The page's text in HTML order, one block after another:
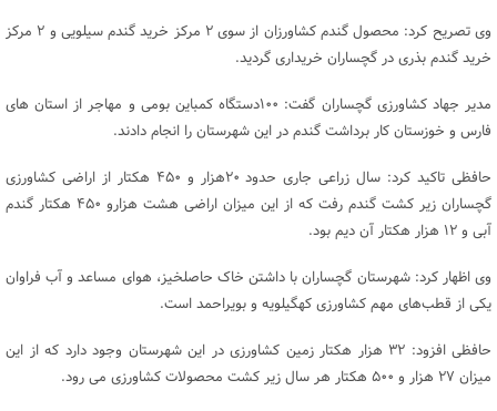
وی تصریح کرد: محصول گندم کشاورزان از سوی ۲ مرکز خرید گندم سیلویی و ۲ مرکز
خرید گندم بذری در گچساران خریداری گردید.
مدیر جهاد کشاورزی گچساران گفت: ۱۰۰دستگاه کمباین بومی و مهاجر از استان های
فارس و خوزستان کار برداشت گندم در این شهرستان را انجام دادند.
حافظی تاکید کرد: سال زراعی جاری حدود ۲۰هزار و ۴۵۰ هکتار از اراضی کشاورزی
گچساران زیر کشت گندم رفت که از این میزان اراضی هشت هزارو ۴۵۰ هکتار گندم
آبی و ۱۲ هزار هکتار آن دیم بود.
وی اظهار کرد: شهرستان گچساران با داشتن خاک حاصلخیز، هوای مساعد و آب فراوان
یکی از قطب‌های مهم کشاورزی کهگیلویه و بویراحمد است.
حافظی افزود: ۳۲ هزار هکتار زمین کشاورزی در این شهرستان وجود دارد که از این
میزان ۲۷ هزار و ۵۰۰ هکتار هر سال زیر کشت محصولات کشاورزی می رود.